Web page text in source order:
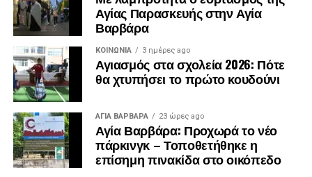
Αγίας Παρασκευής στην Αγία
Βαρβάρα
ΚΟΙΝΩΝΊΑ 3 ημέρες ago
Αγιασμός στα σχολεία 2026: Πότε
θα χτυπήσει το πρώτο κουδούνι
ΑΓΙΑ ΒΑΡΒΑΡΑ 23 ώρες ago
Αγία Βαρβάρα: Προχωρά το νέο
πάρκινγκ – Τοποθετήθηκε η
επίσημη πινακίδα στο οικόπεδο